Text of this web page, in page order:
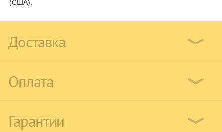
(США).
Доставка
Оплата
Гарантии